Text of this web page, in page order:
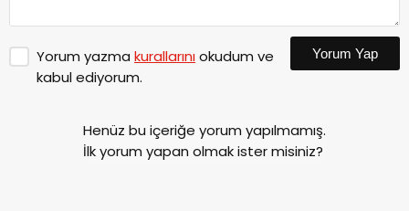
Yorum yazma kurallarınıokudum ve
kabul ediyorum.
Yorum Yap
Henüz bu içeriğe yorum yapılmamış.
İlk yorum yapan olmak ister misiniz?